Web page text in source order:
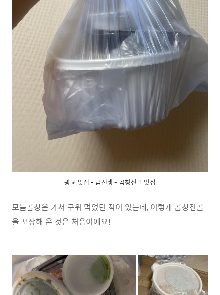
광교 맛집 - 곱선생 - 곱창전골 맛집
모듬곱창은 가서 구워 먹었던 적이 있는데, 이렇게 곱창전골
을 포장해 온 것은 처음이에요!